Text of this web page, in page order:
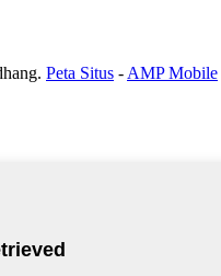
Peta Situs -AMP Mobile